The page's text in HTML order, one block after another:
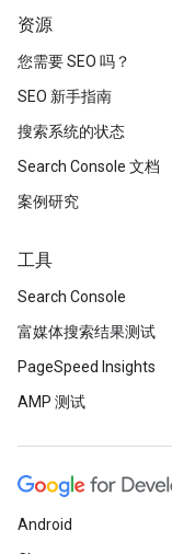
资源
您需要 SEO 吗？
SEO 新手指南
搜索系统的状态
Search Console 文档
案例研究
工具
Search Console
富媒体搜索结果测试
PageSpeed Insights
AMP 测试
Android